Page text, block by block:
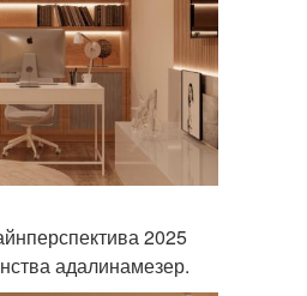
2025
адалинамезер.